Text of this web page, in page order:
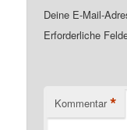
Deine E-Mail-
Erforderliche
Kommentar *